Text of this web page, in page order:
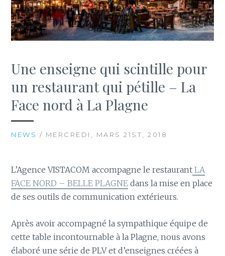
Une enseigne qui scintille pour
un restaurant qui pétille – La
Face nord à La Plagne
NEWS / MERCREDI, MARS 21ST, 2018
L’Agence VISTACOM accompagne le restaurant LA
FACE NORD – BELLE PLAGNE dans la mise en place
de ses outils de communication extérieurs.
Après avoir accompagné la sympathique équipe de
cette table incontournable à la Plagne, nous avons
élaboré une série de PLV et d’enseignes créées à